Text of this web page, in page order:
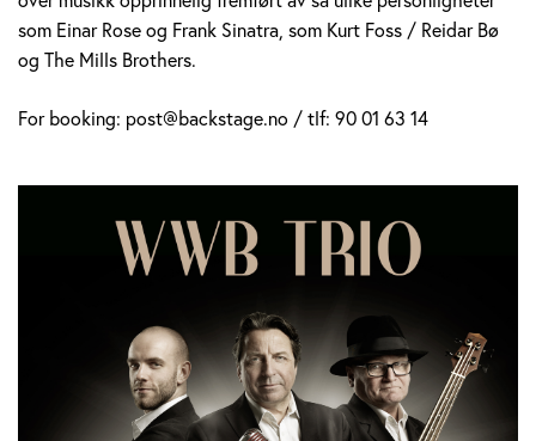
som Einar Rose og Frank Sinatra, som Kurt Foss / Reidar Bø
og The Mills Brothers.
For booking: post@backstage.no / tlf: 90 01 63 14